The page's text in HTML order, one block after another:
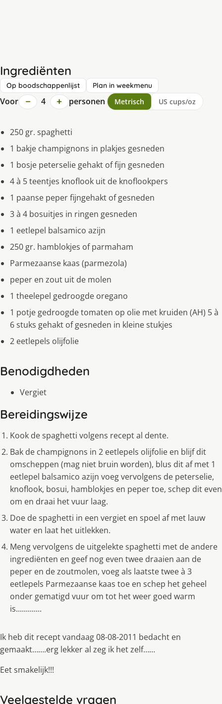
Ingrediënten
Op boodschappenlijst Plan in weekmenu
Voor − 4 + personen Metrisch US cups/oz
250 gr. spaghetti
1 bakje champignons in plakjes gesneden
1 bosje peterselie gehakt of fijn gesneden
4 à 5 teentjes knoflook uit de knoflookpers
1 paanse peper fijngehakt of gesneden
3 à 4 bosuitjes in ringen gesneden
1 eetlepel balsamico azijn
250 gr. hamblokjes of parmaham
Parmezaanse kaas (parmezola)
peper en zout uit de molen
1 theelepel gedroogde oregano
1 potje gedroogde tomaten op olie met kruiden (AH) 5 à
6 stuks gehakt of gesneden in kleine stukjes
2 eetlepels olijfolie
Benodigdheden
Vergiet
Bereidingswijze
Kook de spaghetti volgens recept al dente.
Bak de champignons in 2 eetlepels olijfolie en blijf dit
omscheppen (mag niet bruin worden), blus dit af met 1
eetlepel balsamico azijn voeg vervolgens de peterselie,
knoflook, bosui, hamblokjes en peper toe, schep dit even
om en draai het vuur laag.
Doe de spaghetti in een vergiet en spoel af met lauw
water en laat het uitlekken.
Meng vervolgens de uitgelekte spaghetti met de andere
ingrediënten en geef nog even twee draaien aan de
peper en de zoutmolen, voeg als laatste twee à 3
eetlepels Parmezaanse kaas toe en schep het geheel
onder gematigd vuur om tot het weer goed warm
is.............
Ik heb dit recept vandaag 08-08-2011 bedacht en
gemaakt…….erg lekker al zeg ik het zelf……
Eet smakelijk!!!
Veelgestelde vragen